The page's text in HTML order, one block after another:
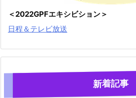
＜2022GPFエキシビション＞
日程＆テレビ放送
新着記事